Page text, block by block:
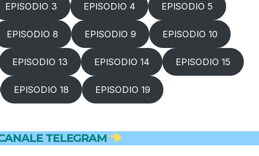
EPISODIO 3 EPISODIO 4 EPISODIO 5
EPISODIO 8 EPISODIO 9 EPISODIO 10
EPISODIO 13 EPISODIO 14 EPISODIO 15
EPISODIO 18 EPISODIO 19
TELEGRAM